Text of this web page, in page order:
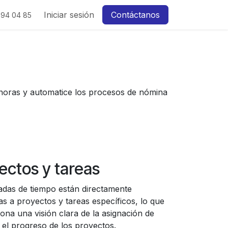
04 85 Iniciar sesión Contáctanos
y automatice los procesos de nómina
y tareas
de tiempo están directamente
a proyectos y tareas específicos, lo que
una visión clara de la asignación de
progreso de los proyectos.